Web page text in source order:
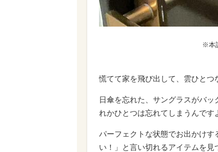
※本
慌てて家を飛び出して、雲ひとつ
日傘を忘れた、サングラスがバ
れかひとつは忘れてしまうんで
パーフェクトな状態でお出かけ
い！」と言い切れるアイテムを見